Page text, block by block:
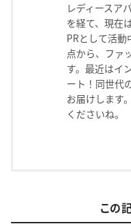
レディースア
を経て、現在
PRとして活
点から、ファ
す。最近はイ
ート！同世代
お届けします
くださいね。
この